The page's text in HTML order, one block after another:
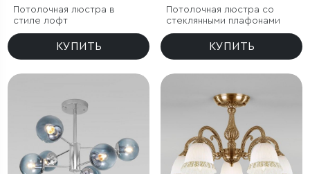
Потолочная люстра в
стиле лофт
КУПИТЬ
Потолочная люстра со
стеклянными плафонами
КУПИТЬ